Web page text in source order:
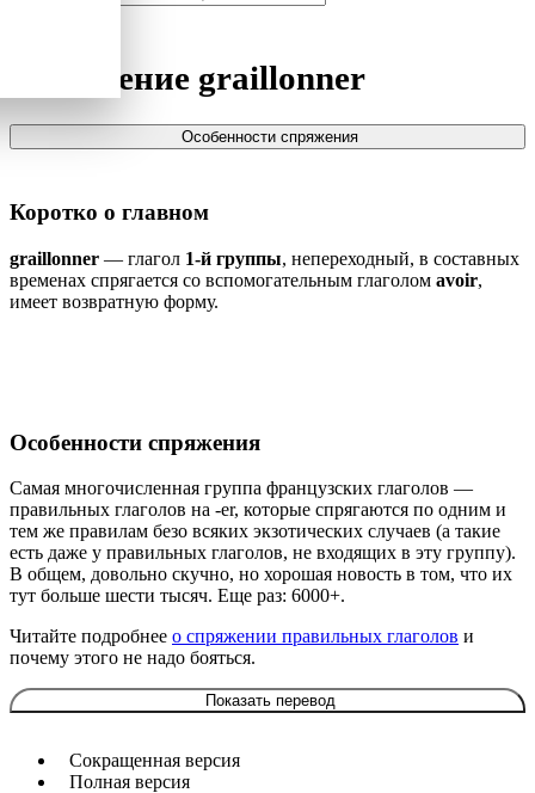
Спряжение graillonner
Особенности спряжения
Коротко о главном
graillonner — глагол 1-й группы, непереходный, в составных
временах спрягается со вспомогательным глаголом avoir,
имеет возвратную форму.
Особенности спряжения
Самая многочисленная группа французских глаголов —
правильных глаголов на -er, которые спрягаются по одним и
тем же правилам безо всяких экзотических случаев (а такие
есть даже у правильных глаголов, не входящих в эту группу).
В общем, довольно скучно, но хорошая новость в том, что их
тут больше шести тысяч. Еще раз: 6000+.
Читайте подробнее о спряжении правильных глаголов и
почему этого не надо бояться.
Показать перевод
Сокращенная версия
Полная версия